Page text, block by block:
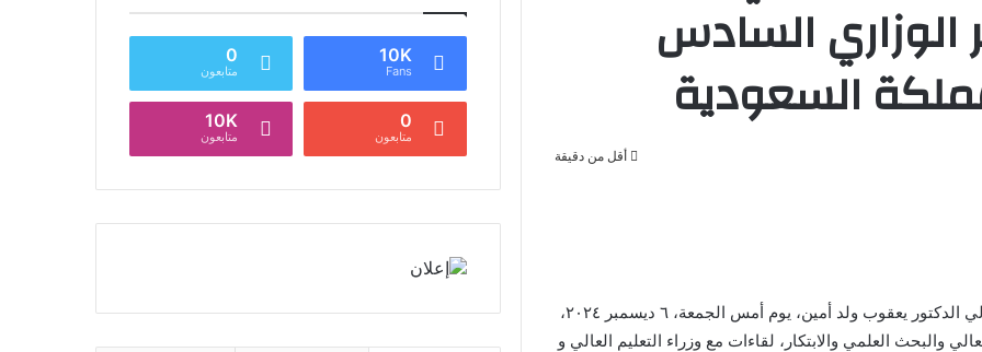
السادس
أقل من دقيقة
أجرى وزير التعليم العالي والبحث العلمي معالي الدكتور يعقوب ولد أمين، يوم أمس الجمعة، ٦ ديسمبر ٢٠٢٤،
لدول 5+5 حول التعليم العالي والبحث العلمي والابتكار، لقاءات مع وزراء التعليم العالي و
10K
Fans
0
متابعون
0
متابعون
10K
متابعون